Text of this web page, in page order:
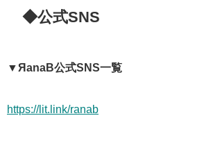
◆公式SNS
▼ЯanaB公式SNS一覧
https://lit.link/ranab